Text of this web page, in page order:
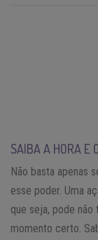
SAIBA A HORA E
Não basta apenas
esse poder. Uma
que seja, pode
momento certo.